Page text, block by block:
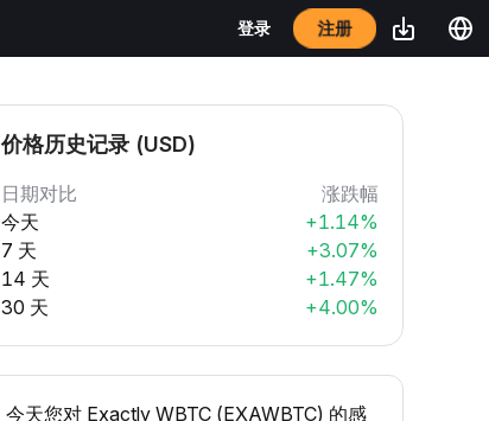
登录 注册
价格历史记录 (USD)
日期对比
涨跌幅
今天
+1.14%
7 天
+3.07%
14 天
+1.47%
30 天
+4.00%
今天您对 Exactly WBTC (EXAWBTC) 的感